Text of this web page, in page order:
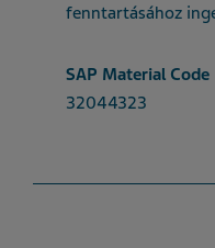
fenntartásához
SAP Material Code
32044323